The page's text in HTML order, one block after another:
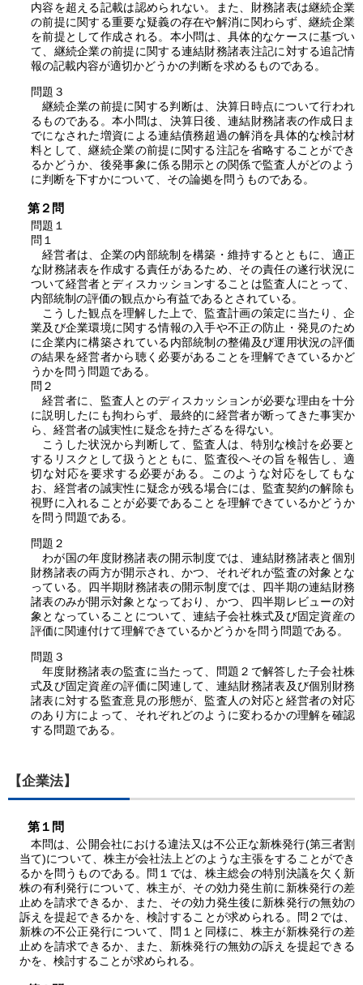
内容を超える記載は認められない。また、財務諸表は継続企業
の前提に関する重要な疑義の存在や解消に関わらず、継続企業
を前提として作成される。本小問は、具体的なケースに基づい
て、継続企業の前提に関する連結財務諸表注記に対する追記情
報の記載内容が適切かどうかの判断を求めるものである。
問題３
継続企業の前提に関する判断は、決算日時点について行われ
るものである。本小問は、決算日後、連結財務諸表の作成日ま
でになされた増資による連結債務超過の解消を具体的な検討材
料として、継続企業の前提に関する注記を省略することができ
るかどうか、後発事象に係る開示との関係で監査人がどのよう
に判断を下すかについて、その論拠を問うものである。
第２問
問題１
問１
経営者は、企業の内部統制を構築・維持するとともに、適正
な財務諸表を作成する責任があるため、その責任の遂行状況に
ついて経営者とディスカッションすることは監査人にとって、
内部統制の評価の観点から有益であるとされている。
こうした観点を理解した上で、監査計画の策定に当たり、企
業及び企業環境に関する情報の入手や不正の防止・発見のため
に企業内に構築されている内部統制の整備及び運用状況の評価
の結果を経営者から聴く必要があることを理解できているかど
うかを問う問題である。
問２
経営者に、監査人とのディスカッションが必要な理由を十分
に説明したにも拘わらず、最終的に経営者が断ってきた事実か
ら、経営者の誠実性に疑念を持たざるを得ない。
こうした状況から判断して、監査人は、特別な検討を必要と
するリスクとして扱うとともに、監査役へその旨を報告し、適
切な対応を要求する必要がある。このような対応をしてもな
お、経営者の誠実性に疑念が残る場合には、監査契約の解除も
視野に入れることが必要であることを理解できているかどうか
を問う問題である。
問題２
わが国の年度財務諸表の開示制度では、連結財務諸表と個別
財務諸表の両方が開示され、かつ、それぞれが監査の対象とな
っている。四半期財務諸表の開示制度では、四半期の連結財務
諸表のみが開示対象となっており、かつ、四半期レビューの対
象となっていることについて、連結子会社株式及び固定資産の
評価に関連付けて理解できているかどうかを問う問題である。
問題３
年度財務諸表の監査に当たって、
問題２ で解答した子会社株
式及び固定資産の評価に関連して、連結財務諸表及び個別財務
諸表に対する監査意見の形態が、監査人の対応と経営者の対応
のあり方によって、それぞれどのように変わるかの理解を確認
する問題である。
【企業法】
第１問
本問は、公開会社における違法又は不公正な新株発行(第三者割
当て)について、株主が会社法上どのような主張をすることができ
るかを問うものである。
問１ では、株主総会の特別決議を欠く新
株の有利発行について、株主が、その効力発生前に新株発行の差
止めを請求できるか、また、その効力発生後に新株発行の無効の
訴えを提起できるかを、検討することが求められる。
問２ では、
新株の不公正発行について、
問１ と同様に、株主が新株発行の差
止めを請求できるか、また、新株発行の無効の訴えを提起できる
かを、検討することが求められる。